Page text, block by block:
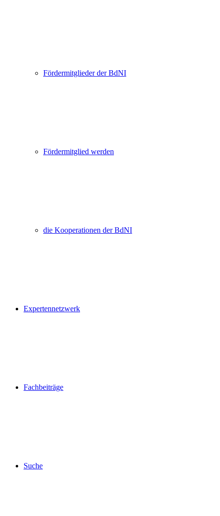
Fördermitglieder der BdNI
Fördermitglied werden
die Kooperationen der BdNI
Expertennetzwerk
Fachbeiträge
Suche